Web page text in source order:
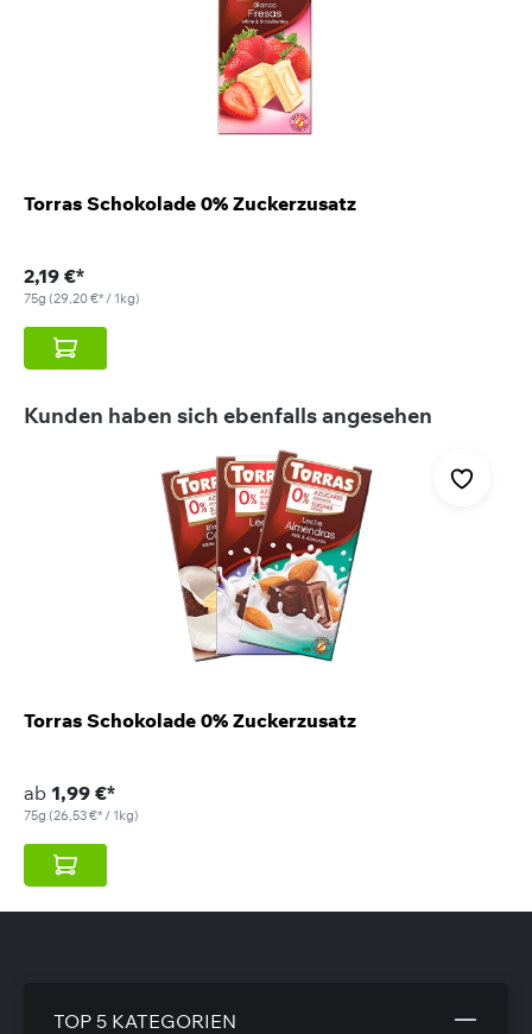
Torras Schokolade 0% Zuckerzusatz
2,19 €*
75g (29,20 €* / 1kg)
Produktgalerie überspringen
Kunden haben sich ebenfalls angesehen
Torras Schokolade 0% Zuckerzusatz
ab 1,99 €*
75g (26,53 €* / 1kg)
TOP 5 KATEGORIEN